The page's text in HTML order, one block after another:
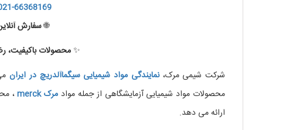
66368169
🌐سفارش
✨محصولات باکیفیت،
شرکت شیمی مرک،نمایندگی مواد شیمیایی سیگماآلدریچ در ایران
محصولات مواد شیمیایی آزمایشگاهی از جمله مواد مرک merck،
ارائه می دهد.